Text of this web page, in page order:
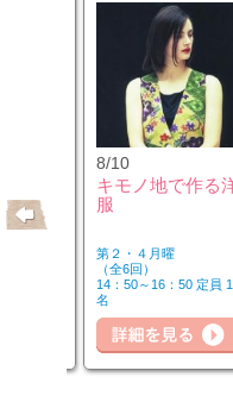
8/10
キモノ地で作る
服
第２・４月曜
（全6回）
14：50～16：50 定員
名
詳細を見る